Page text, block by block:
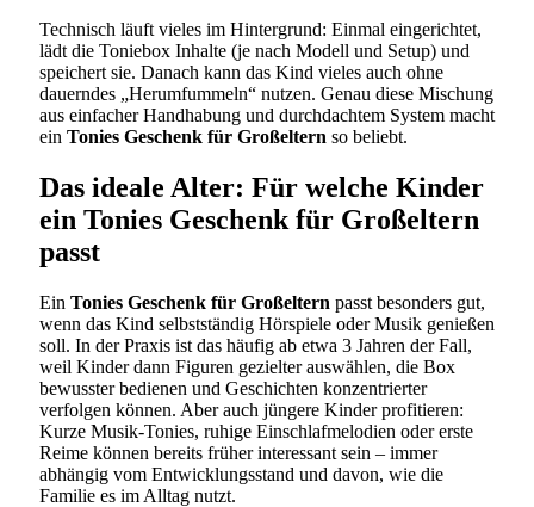
Technisch läuft vieles im Hintergrund: Einmal eingerichtet,
lädt die Toniebox Inhalte (je nach Modell und Setup) und
speichert sie. Danach kann das Kind vieles auch ohne
dauerndes „Herumfummeln“ nutzen. Genau diese Mischung
aus einfacher Handhabung und durchdachtem System macht
ein Tonies Geschenk für Großeltern so beliebt.
Das ideale Alter: Für welche Kinder
ein Tonies Geschenk für Großeltern
passt
Ein Tonies Geschenk für Großeltern passt besonders gut,
wenn das Kind selbstständig Hörspiele oder Musik genießen
soll. In der Praxis ist das häufig ab etwa 3 Jahren der Fall,
weil Kinder dann Figuren gezielter auswählen, die Box
bewusster bedienen und Geschichten konzentrierter
verfolgen können. Aber auch jüngere Kinder profitieren:
Kurze Musik-Tonies, ruhige Einschlafmelodien oder erste
Reime können bereits früher interessant sein – immer
abhängig vom Entwicklungsstand und davon, wie die
Familie es im Alltag nutzt.